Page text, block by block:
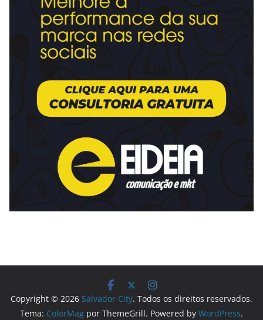
Copyright © 2026 Salvador City. Todos os direitos reservados.
Tema: ColorMag por ThemeGrill. Powered by WordPress.